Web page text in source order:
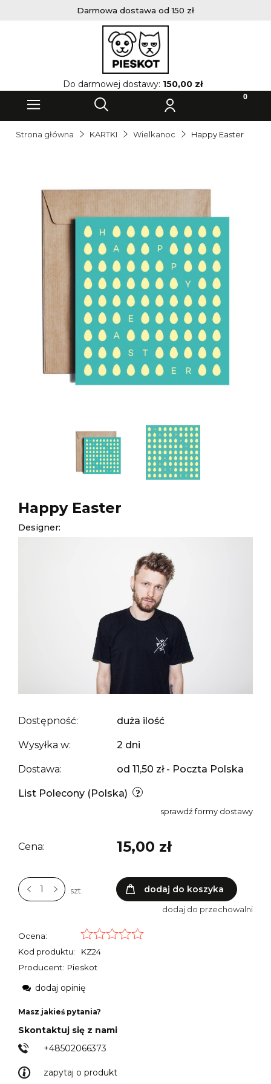
Darmowa dostawa od 150 zł
Do darmowej dostawy: 150,00 zł
Strona główna KARTKI Wielkanoc Happy Easter
Happy Easter
Designer:
Dostępność: duża ilość
Wysyłka w: 2 dni
Dostawa: od 11,50 zł - Poczta Polska
List Polecony (Polska)
sprawdź formy dostawy
Cena: 15,00 zł
szt. dodaj do koszyka
dodaj do przechowalni
Ocena:
Kod produktu:
KZ24
Producent: Pieskot
zapytaj o produkt
Masz jakieś pytania?
Skontaktuj się z nami
+48502066373
dodaj opinię